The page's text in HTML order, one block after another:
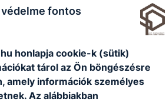
és -tesztelő technikus olyan
webes és asztali
tervezni, fejleszteni,
A programozási
tervezését és
Csapatban dolgozva
projektben
védelme fontos
honlapja cookie-k (sütik)
tárol az Ön böngészésre
amely információk személyes
Az alábbiakban